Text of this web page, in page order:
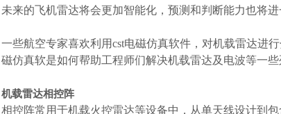
未来的飞机雷达将会更加智能化，预测和判断能力也将
一些航空专家喜欢利用cst电磁仿真软件，对机载雷达进
磁仿真软是如何帮助工程师们解决机载雷达及电波等一些
机载雷达相控阵
相控阵常用于机载火控雷达等设备中，从单天线设计到